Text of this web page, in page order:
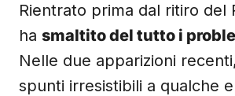
Rientrato prima dal ritiro del
ha smaltito del tutto i
Nelle due apparizioni
spunti irresistibili a qualche